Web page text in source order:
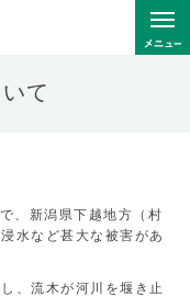
て
、新潟県下越地方（村
水など甚大な被害があ
、流木が河川を堰き止